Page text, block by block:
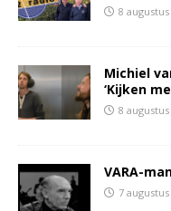
8 augustus
Michiel
‘Kijken
8 augustus
VARA-
7 augustus